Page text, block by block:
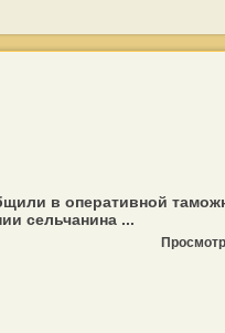
в оперативной
сельчанина ...